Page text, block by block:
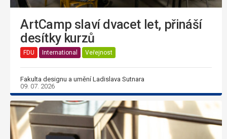
ArtCamp slaví dvacet let, přináší
desítky kurzů
FDU International Veřejnost
Fakulta designu a umění Ladislava Sutnara
09. 07. 2026